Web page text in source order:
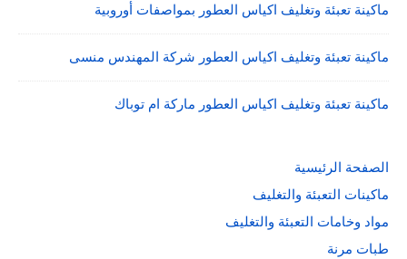
ماكينة تعبئة وتغليف اكياس العطور بمواصفات أوروبية
ماكينة تعبئة وتغليف اكياس العطور شركة المهندس منسى
ماكينة تعبئة وتغليف اكياس العطور ماركة ام توباك
الصفحة الرئيسية
ماكينات التعبئة والتغليف
مواد وخامات التعبئة والتغليف
طبات مرنة